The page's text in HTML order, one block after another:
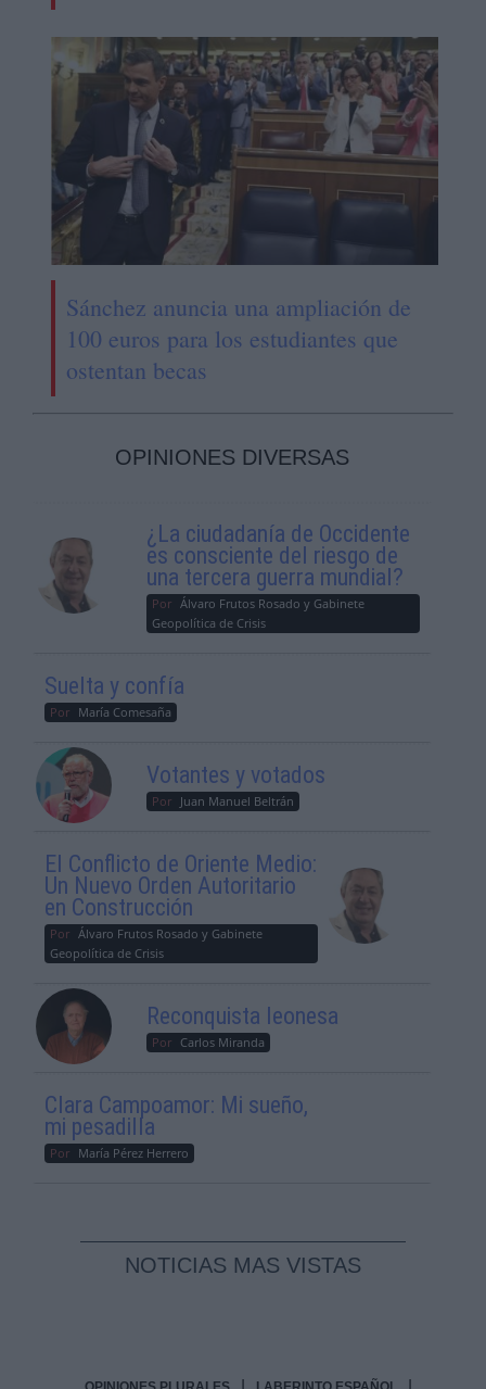
Sánchez anuncia una ampliación de
100 euros para los estudiantes que
ostentan becas
OPINIONES DIVERSAS
¿La ciudadanía de Occidente
es consciente del riesgo de
una tercera guerra mundial?
Por Álvaro Frutos Rosado y Gabinete
Geopolítica de Crisis
Suelta y confía
Por María Comesaña
Votantes y votados
Por Juan Manuel Beltrán
El Conflicto de Oriente Medio:
Un Nuevo Orden Autoritario
en Construcción
Por Álvaro Frutos Rosado y Gabinete
Geopolítica de Crisis
Reconquista leonesa
Por Carlos Miranda
Clara Campoamor: Mi sueño,
mi pesadilla
Por María Pérez Herrero
NOTICIAS MAS VISTAS